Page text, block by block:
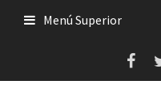
Menú Superior